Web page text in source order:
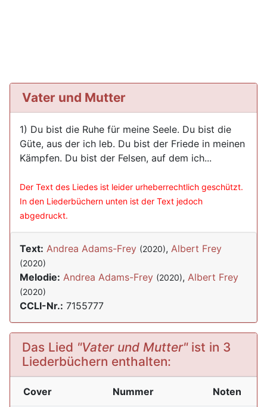
Vater und Mutter
1) Du bist die Ruhe für meine Seele. Du bist die
Güte, aus der ich leb. Du bist der Friede in meinen
Kämpfen. Du bist der Felsen, auf dem ich...
Der Text des Liedes ist leider urheberrechtlich geschützt.
In den Liederbüchern unten ist der Text jedoch
abgedruckt.
Text: Andrea Adams-Frey (2020), Albert Frey
(2020)
Melodie: Andrea Adams-Frey (2020), Albert Frey
(2020)
CCLI-Nr.: 7155777
Das Lied "Vater und Mutter"ist in 3
Liederbüchern enthalten:
Cover Nummer Noten